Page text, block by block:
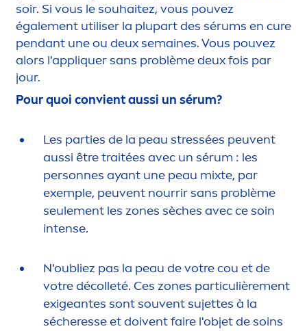
soir. Si vous le souhaitez, vous pouvez
également utiliser la plupart des sérums en cure
pendant une ou deux semaines. Vous pouvez
alors l'appliquer sans problème deux fois par
jour.
Pour quoi convient aussi un sérum?
Les parties de la peau stressées peuvent
aussi être traitées avec un sérum : les
personnes ayant une peau mixte, par
exemple, peuvent nourrir sans problème
seulement les zones sèches avec ce soin
intense.
N'oubliez pas la peau de votre cou et de
votre décolleté. Ces zones particulièrement
exigeantes sont souvent sujettes à la
sécheresse et doivent faire l'objet de soins